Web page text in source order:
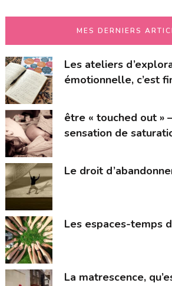
MES DERNIERS
Les ateliers
émotionnelle, c’est
être « touched out »
sensation de
Le droit
Les espaces-temps
La matrescence,